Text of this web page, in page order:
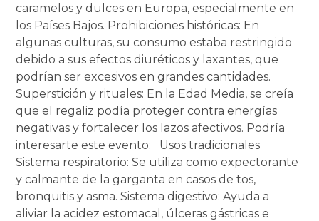
caramelos y dulces en Europa, especialmente en
los Países Bajos. Prohibiciones históricas: En
algunas culturas, su consumo estaba restringido
debido a sus efectos diuréticos y laxantes, que
podrían ser excesivos en grandes cantidades.
Superstición y rituales: En la Edad Media, se creía
que el regaliz podía proteger contra energías
negativas y fortalecer los lazos afectivos. Podría
interesarte este evento: Usos tradicionales
Sistema respiratorio: Se utiliza como expectorante
y calmante de la garganta en casos de tos,
bronquitis y asma. Sistema digestivo: Ayuda a
aliviar la acidez estomacal, úlceras gástricas e